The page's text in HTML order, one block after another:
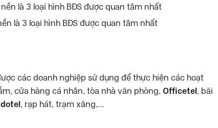
là 3 loại hình BĐS được quan tâm nhất
các doanh nghiệp sử dụng để thực hiện các hoạt
cửa hàng cá nhân, tòa nhà văn phòng, Officetel , bãi
, rạp hát, trạm xăng,…